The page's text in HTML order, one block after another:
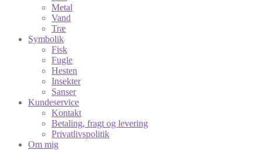
Metal
Vand
Træ
Symbolik
Fisk
Fugle
Hesten
Insekter
Sanser
Kundeservice
Kontakt
Betaling, fragt og levering
Privatlivspolitik
Om mig